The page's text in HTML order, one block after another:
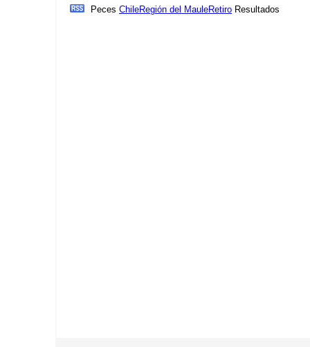
Peces ChileRegión del MauleRetiro Resultados